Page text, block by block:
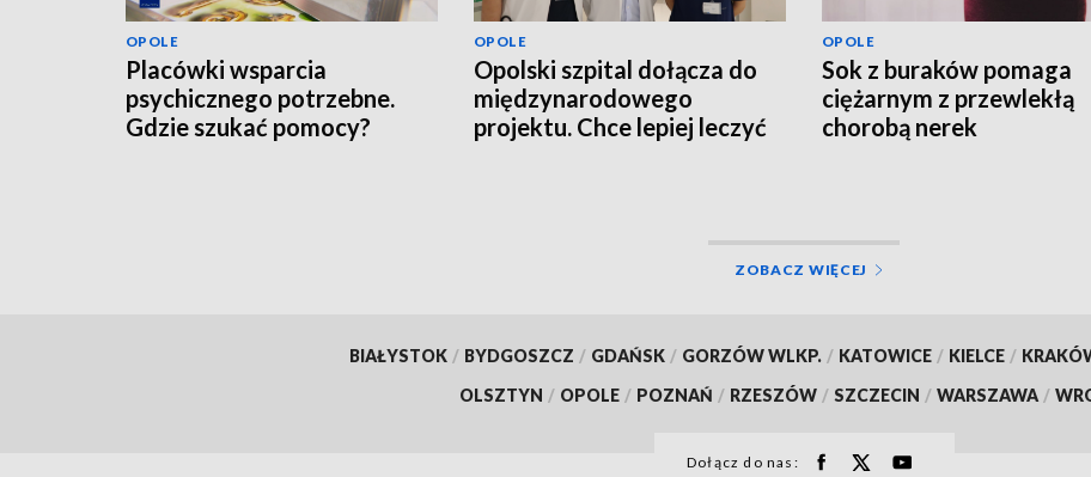
OPOLE
Placówki wsparcia
psychicznego potrzebne.
Gdzie szukać pomocy?
OPOLE
Opolski szpital dołącza do
międzynarodowego
projektu. Chce lepiej leczyć
OPOLE
Sok z buraków pomaga
ciężarnym z przewlekłą
chorobą nerek
ZOBACZ WIĘCEJ
BIAŁYSTOK / BYDGOSZCZ / GDAŃSK / GORZÓW WLKP. / KATOWICE / KIELCE /
OLSZTYN / OPOLE / POZNAŃ / RZESZÓW / SZCZECIN / WARSZAWA /
Dołącz do nas: